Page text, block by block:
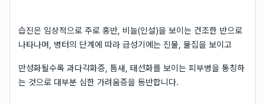
습진은 임상적으로 주로 홍반, 비늘(인설)을 보이는 건조한 반으로
나타나며, 병터의 단계에 따라 급성기에는 진물, 물집을 보이고
만성화될수록 과다각화증, 틈새, 태선화를 보이는 피부병을 통칭하
는 것으로 대부분 심한 가려움증을 동반합니다.